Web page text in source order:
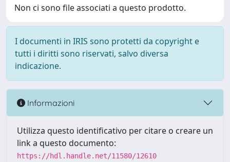
Non ci sono file associati a questo prodotto.
I documenti in IRIS sono protetti da copyright e
tutti i diritti sono riservati, salvo diversa
indicazione.
Informazioni
Utilizza questo identificativo per citare o creare un
link a questo documento:
https://hdl.handle.net/11580/12610